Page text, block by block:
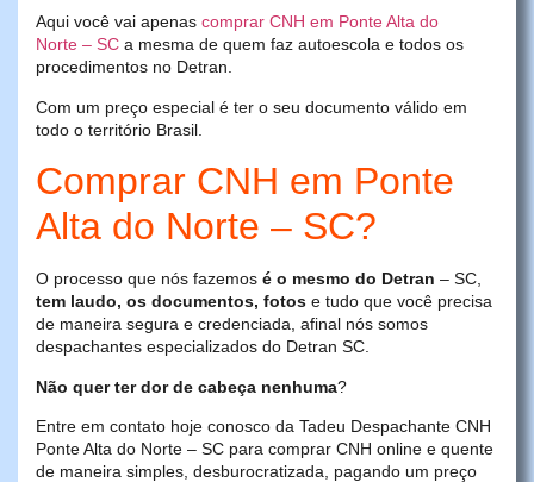
Aqui você vai apenas comprar CNH em Ponte Alta do
Norte – SC a mesma de quem faz autoescola e todos os
procedimentos no Detran.
Com um preço especial é ter o seu documento válido em
todo o território Brasil.
Comprar CNH em Ponte
Alta do Norte – SC?
O processo que nós fazemos é o mesmo do Detran – SC,
tem laudo, os documentos, fotos e tudo que você precisa
de maneira segura e credenciada, afinal nós somos
despachantes especializados do Detran SC.
Não quer ter dor de cabeça nenhuma?
Entre em contato hoje conosco da Tadeu Despachante CNH
Ponte Alta do Norte – SC para comprar CNH online e quente
de maneira simples, desburocratizada, pagando um preço